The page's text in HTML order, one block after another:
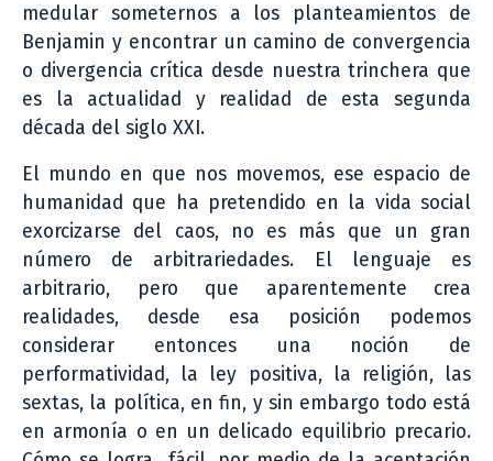
medular someternos a los planteamientos de
Benjamin y encontrar un camino de convergencia
o divergencia crítica desde nuestra trinchera que
es la actualidad y realidad de esta segunda
década del siglo XXI.
El mundo en que nos movemos, ese espacio de
humanidad que ha pretendido en la vida social
exorcizarse del caos, no es más que un gran
número de arbitrariedades. El lenguaje es
arbitrario, pero que aparentemente crea
realidades, desde esa posición podemos
considerar entonces una noción de
performatividad, la ley positiva, la religión, las
sextas, la política, en fin, y sin embargo todo está
en armonía o en un delicado equilibrio precario.